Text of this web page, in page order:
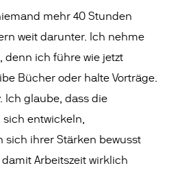
mehr 40 Stunden
weit darunter. Ich nehme
denn ich führe wie jetzt
Bücher oder halte Vorträge.
Ich glaube, dass die
sich entwickeln,
sich ihrer Stärken bewusst
Arbeitszeit wirklich